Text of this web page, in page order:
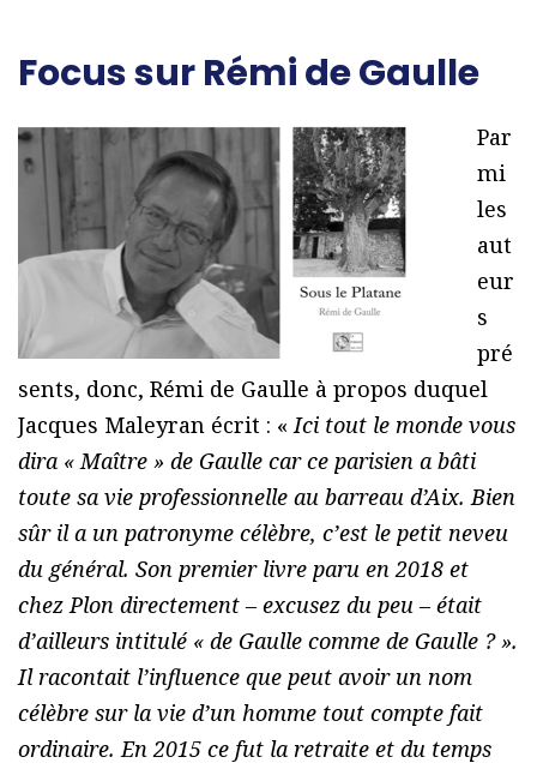
Focus sur Rémi de Gaulle
Par
mi
les
aut
eur
s
pré
sents, donc, Rémi de Gaulle à propos duquel
Jacques Maleyran écrit : «Ici tout le monde vous
dira « Maître » de Gaulle car ce parisien a bâti
toute sa vie professionnelle au barreau d’Aix. Bien
sûr il a un patronyme célèbre, c’est le petit neveu
du général. Son premier livre paru en 2018 et
chez Plon directement – excusez du peu – était
d’ailleurs intitulé « de Gaulle comme de Gaulle ? ».
Il racontait l’influence que peut avoir un nom
célèbre sur la vie d’un homme tout compte fait
ordinaire. En 2015 ce fut la retraite et du temps